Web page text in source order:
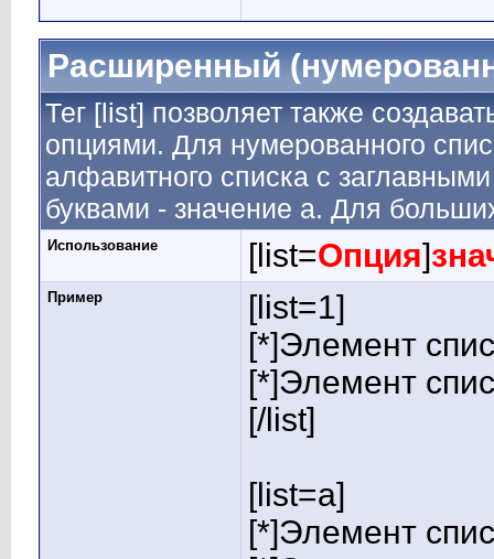
Расширенный
Тег [list] позволяет также
опциями. Для нумерованного
алфавитного списка с
буквами - значение а. Для
Использование [list=Опция]
Пример
[list=1]
[*]Элемент
[*]Элемент
[/list]
[list=a]
[*]Элемент